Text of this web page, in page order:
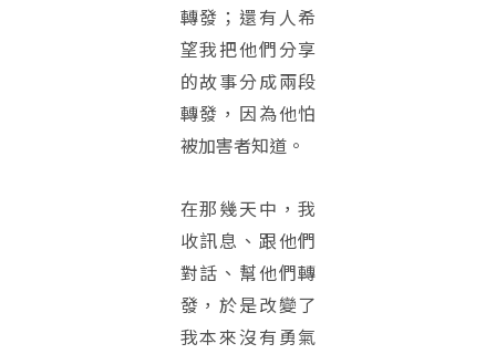
轉發；還有人希
望我把他們分享
的故事分成兩段
轉發，因為他怕
被加害者知道。
在那幾天中，我
收訊息、跟他們
對話、幫他們轉
發，於是改變了
我本來沒有勇氣